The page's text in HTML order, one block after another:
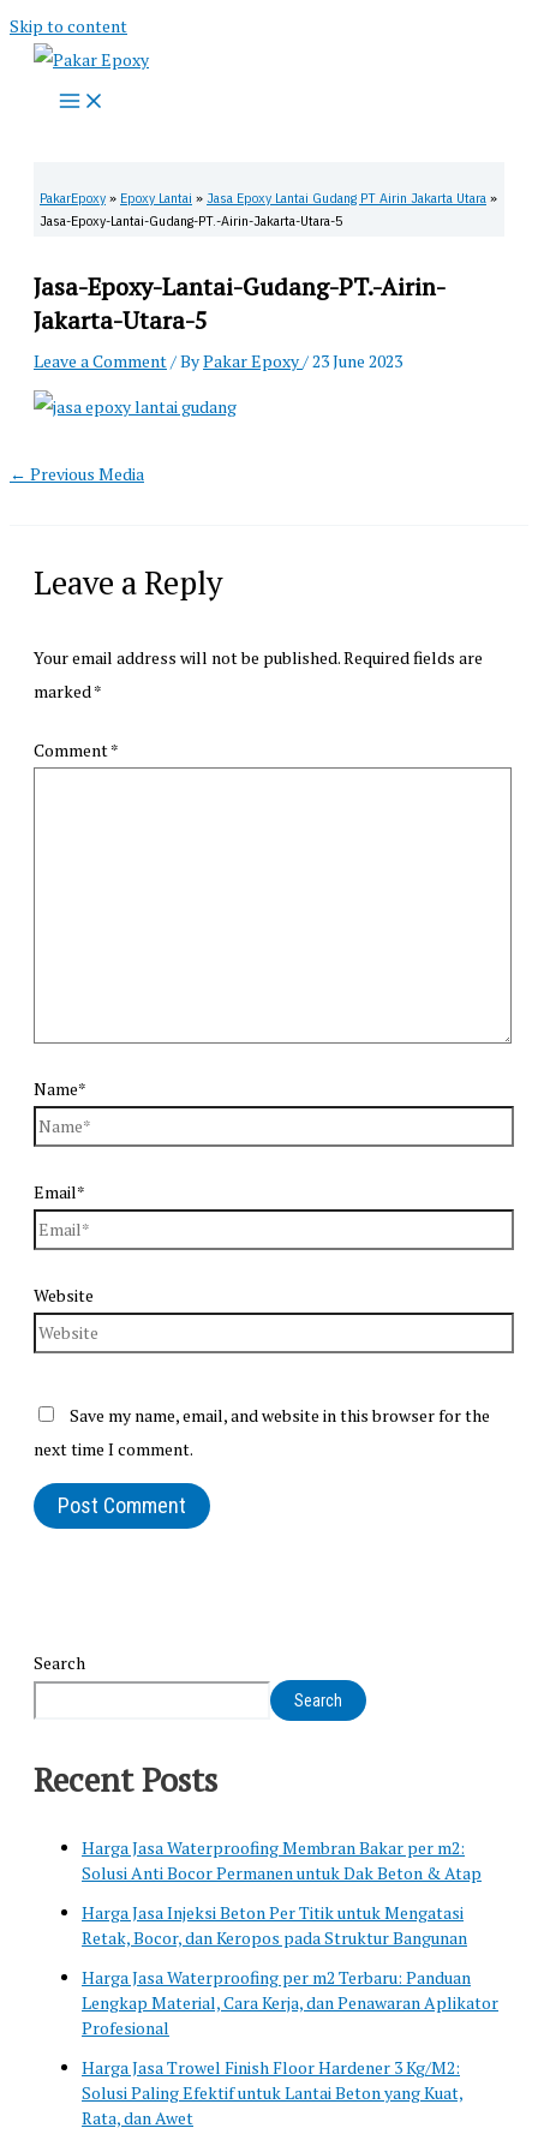
Skip to content
PakarEpoxy » Epoxy Lantai » Jasa Epoxy Lantai Gudang PT Airin Jakarta Utara »
Jasa-Epoxy-Lantai-Gudang-PT.-Airin-Jakarta-Utara-5
Jasa-Epoxy-Lantai-Gudang-PT.-Airin-
Jakarta-Utara-5
Leave a Comment/ ByPakar Epoxy/23 June 2023
← Previous Media
Leave a Reply
Your email address will not be published.Required fields are
marked *
Comment*
Name*
Email*
Website
Save my name, email, and website in this browser for the
next time I comment.
Search
Search
Recent Posts
Harga Jasa Waterproofing Membran Bakar per m2:
Solusi Anti Bocor Permanen untuk Dak Beton & Atap
Harga Jasa Injeksi Beton Per Titik untuk Mengatasi
Retak, Bocor, dan Keropos pada Struktur Bangunan
Harga Jasa Waterproofing per m2 Terbaru: Panduan
Lengkap Material, Cara Kerja, dan Penawaran Aplikator
Profesional
Harga Jasa Trowel Finish Floor Hardener 3 Kg/M2:
Solusi Paling Efektif untuk Lantai Beton yang Kuat,
Rata, dan Awet